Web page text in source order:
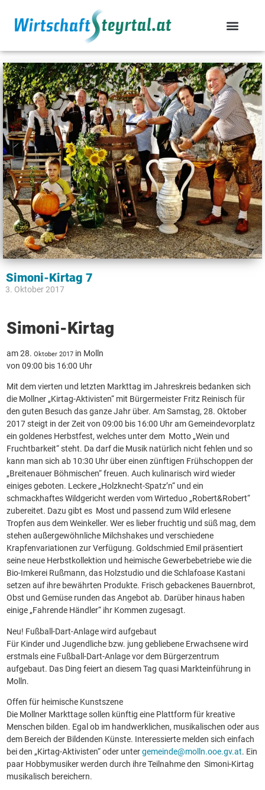
Simoni-Kirtag 7
3. Oktober 2017
Simoni-Kirtag
am 28. Oktober 2017 in Molln
von 09:00 bis 16:00 Uhr
Mit dem vierten und letzten Markttag im Jahreskreis bedanken sich
die Mollner „Kirtag-Aktivisten“ mit Bürgermeister Fritz Reinisch für
den guten Besuch das ganze Jahr über. Am Samstag, 28. Oktober
2017 steigt in der Zeit von 09:00 bis 16:00 Uhr am Gemeindevorplatz
ein goldenes Herbstfest, welches unter dem Motto „Wein und
Fruchtbarkeit“ steht. Da darf die Musik natürlich nicht fehlen und so
kann man sich ab 10:30 Uhr über einen zünftigen Frühschoppen der
„Breitenauer Böhmischen“ freuen. Auch kulinarisch wird wieder
einiges geboten. Leckere „Holzknecht-Spatz’n“ und ein
schmackhaftes Wildgericht werden vom Wirteduo „Robert&Robert“
zubereitet. Dazu gibt es Most und passend zum Wild erlesene
Tropfen aus dem Weinkeller. Wer es lieber fruchtig und süß mag, dem
stehen außergewöhnliche Milchshakes und verschiedene
Krapfenvariationen zur Verfügung. Goldschmied Emil präsentiert
seine neue Herbstkollektion und heimische Gewerbebetriebe wie die
Bio-Imkerei Rußmann, das Holzstudio und die Schlafoase Kastani
setzen auf ihre bewährten Produkte. Frisch gebackenes Bauernbrot,
Obst und Gemüse runden das Angebot ab. Darüber hinaus haben
einige „Fahrende Händler“ ihr Kommen zugesagt.
Neu! Fußball-Dart-Anlage wird aufgebaut
Für Kinder und Jugendliche bzw. jung gebliebene Erwachsene wird
erstmals eine Fußball-Dart-Anlage vor dem Bürgerzentrum
aufgebaut. Das Ding feiert an diesem Tag quasi Markteinführung in
Molln.
Offen für heimische Kunstszene
Die Mollner Markttage sollen künftig eine Plattform für kreative
Menschen bilden. Egal ob im handwerklichen, musikalischen oder aus
dem Bereich der Bildenden Künste. Interessierte melden sich einfach
bei den „Kirtag-Aktivisten“ oder untergemeinde@molln.ooe.gv.at. Ein
paar Hobbymusiker werden durch ihre Teilnahme den Simoni-Kirtag
musikalisch bereichern.